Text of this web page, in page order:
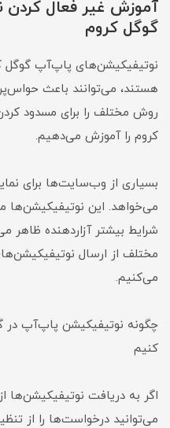
آموزش غیر فعال
گوگل کروم
نوتیفیکیشن‌های پاپ‌آپ گوگل
هستند، می‌توانند باعث
روش مختلف را برای مسدود
کروم را آموزش می‌دهیم.
بسیاری از وب‌سایت‌ها برای
می‌خواهد. این نوتیفیکیشن‌ها
شرایط بیشتر آزاردهنده
مختلف از ارسال
می‌کنیم.
چگونه نوتیفیکیشن‌ پاپ‌آپ در
کنیم
اگر به دریافت نوتیفیکیشن‌ها
می‌توانید درخواست‌ها را از